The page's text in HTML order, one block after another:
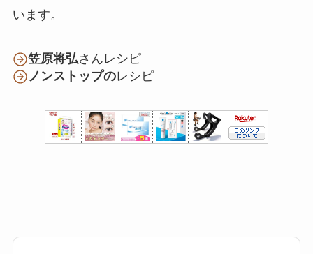
います。
笠原将弘さんレシピ
ノンストップのレシピ